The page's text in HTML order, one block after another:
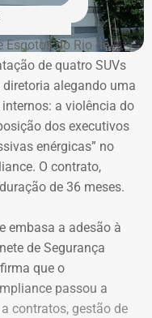
Esgotos do Rio de
de quatro SUVs
alegando uma
a violência do
dos executivos
enérgicas” no
O contrato,
de 36 meses.
embasa a adesão à
de Segurança
que o
passou a
contratos, gestão de